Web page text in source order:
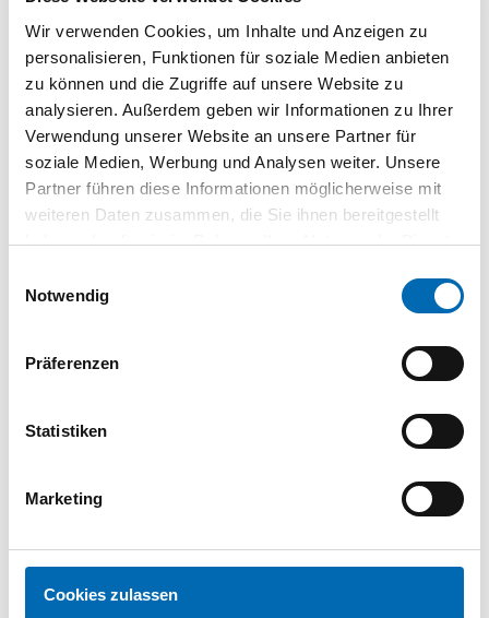
Wir verwenden Cookies, um Inhalte und Anzeigen zu
personalisieren, Funktionen für soziale Medien anbieten
zu können und die Zugriffe auf unsere Website zu
analysieren. Außerdem geben wir Informationen zu Ihrer
Verwendung unserer Website an unsere Partner für
soziale Medien, Werbung und Analysen weiter. Unsere
Partner führen diese Informationen möglicherweise mit
weiteren Daten zusammen, die Sie ihnen bereitgestellt
haben oder die sie im Rahmen Ihrer Nutzung der Dienste
Notwendig
Präferenzen
Statistiken
Marketing
Cookies zulassen
VPE 1 St.
Säulen-Schwenkkran AS
125 kg 4000 mm
BE.01400 | AS1,25-4,0
BE.01399